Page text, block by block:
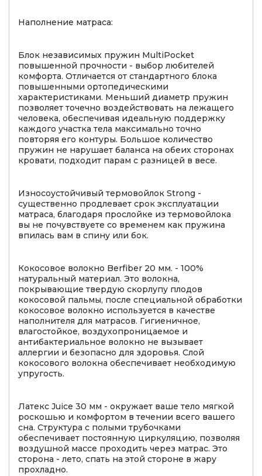
Наполнение матраса:
Блок независимых пружин MultiPocket
повышенной прочности - выбор любителей
комфорта. Отличается от стандартного блока
повышенными ортопедическими
характеристиками. Меньший диаметр пружин
позволяет точечно воздействовать на лежащего
человека, обеспечивая идеальную поддержку
каждого участка тела максимально точно
повторяя его контуры. Большое количество
пружин не нарушает баланса на обеих сторонах
кровати, подходит парам с разницей в весе.
Износоустойчивый термовойлок Strong -
существенно продлевает срок эксплуатации
матраса, благодаря прослойке из термовойлока
вы не почувствуете со временем как пружина
впилась вам в спину или бок.
Кокосовое волокно Berfiber 20 мм. - 100%
натуральный материал. Это волокна,
покрывающие твердую скорлупу плодов
кокосовой пальмы, после специальной обработки
кокосовое волокно используется в качестве
наполнителя для матрасов. Гигиеничное,
влагостойкое, воздухопроницаемое и
антибактериальное волокно не вызывает
аллергии и безопасно для здоровья. Слой
кокосового волокна обеспечивает необходимую
упругость.
Латекс Juice 30 мм - окружает ваше тело мягкой
роскошью и комфортом в течении всего вашего
сна. Структура с полыми трубочками
обеспечивает постоянную циркуляцию, позволяя
воздушной массе проходить через матрас. Это
сторона - лето, спать на этой стороне в жару
прохладно.